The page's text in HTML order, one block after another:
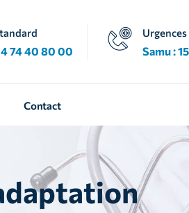
74 40 80 00
Urgences
Samu :
Contact